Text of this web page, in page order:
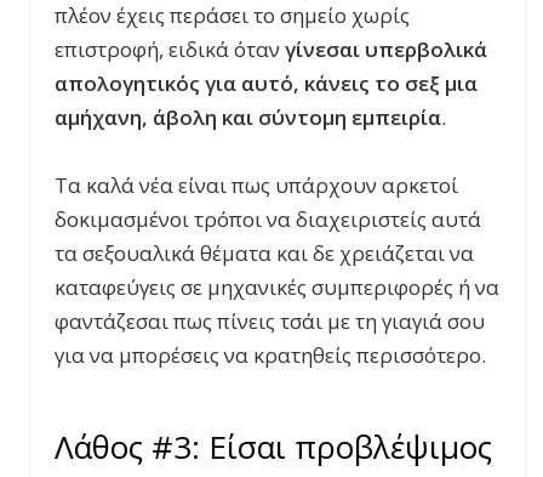
πλέον έχεις περάσει το σημείο χωρίς
επιστροφή, ειδικά όταν γίνεσαι υπερβολικά
απολογητικός για αυτό, κάνεις το σεξ μια
αμήχανη, άβολη και σύντομη εμπειρία.
Τα καλά νέα είναι πως υπάρχουν αρκετοί
δοκιμασμένοι τρόποι να διαχειριστείς αυτά
τα σεξουαλικά θέματα και δε χρειάζεται να
καταφεύγεις σε μηχανικές συμπεριφορές ή να
φαντάζεσαι πως πίνεις τσάι με τη γιαγιά σου
για να μπορέσεις να κρατηθείς περισσότερο.
Λάθος #3: Είσαι προβλέψιμος